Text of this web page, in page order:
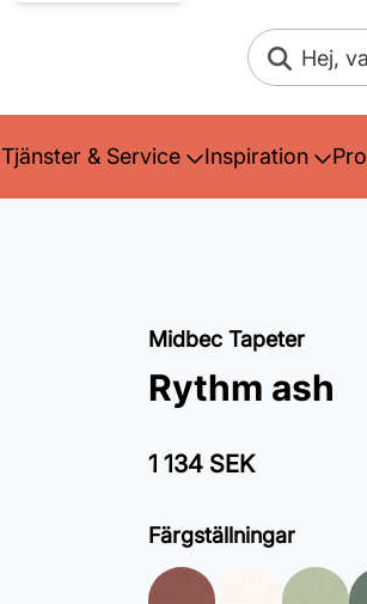
Sök
Tjänster & Service Inspiration
Midbec Tapeter
Rythm ash
1 134 SEK
Färgställningar